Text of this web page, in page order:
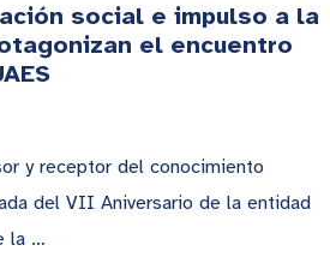
social e impulso a la
el encuentro
y receptor del conocimiento
del VII Aniversario de la entidad
la …